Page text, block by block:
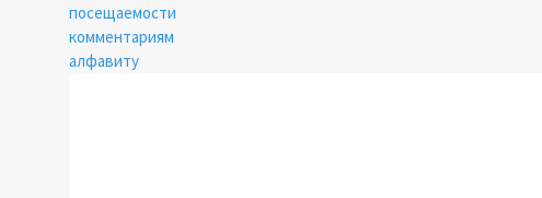
посещаемости
комментариям
алфавиту